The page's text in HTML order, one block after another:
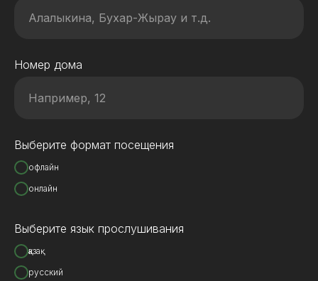
Номер дома
Выберите формат посещения
офлайн
онлайн
Выберите язык прослушивания
қазақ
русский